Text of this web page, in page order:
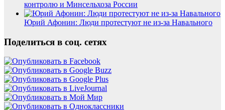
контролю и Минсельхоза России
Юрий Афонин: Люди протестуют не из-за Навального
Поделиться в соц. сетях